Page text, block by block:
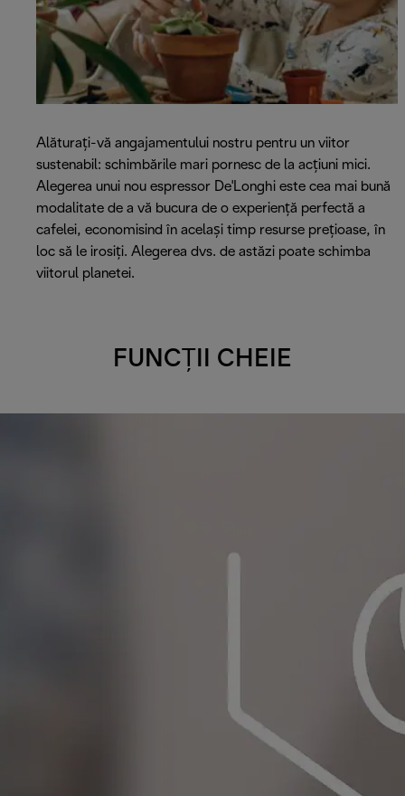
Alăturați-vă angajamentului nostru pentru un viitor
sustenabil: schimbările mari pornesc de la acțiuni mici.
Alegerea unui nou espressor De'Longhi este cea mai bună
modalitate de a vă bucura de o experiență perfectă a
cafelei, economisind în același timp resurse prețioase, în
loc să le irosiți. Alegerea dvs. de astăzi poate schimba
viitorul planetei.
FUNCȚII CHEIE